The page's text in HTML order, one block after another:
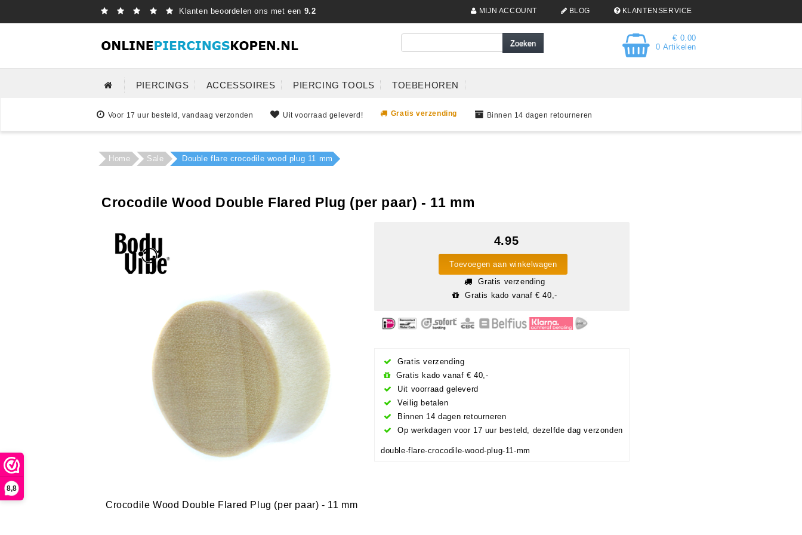
8,8
Klanten beoordelen ons met een 9.2 MIJN ACCOUNT BLOG KLANTENSERVICE
€ 0.00
0 Artikelen
PIERCINGS ACCESSOIRES PIERCING TOOLS TOEBEHOREN
Voor 17 uur besteld, vandaag verzonden Uit voorraad geleverd! Gratis verzending Binnen 14 dagen retourneren
Home Sale Double flare crocodile wood plug 11 mm
Crocodile Wood Double Flared Plug (per paar) - 11 mm
4.95
Toevoegen aan winkelwagen
Gratis verzending
Gratis kado vanaf € 40,-
Gratis verzending
Gratis kado vanaf € 40,-
Uit voorraad geleverd
Veilig betalen
Binnen 14 dagen retourneren
Op werkdagen voor 17 uur besteld, dezelfde dag verzonden
double-flare-crocodile-wood-plug-11-mm
Crocodile Wood Double Flared Plug (per paar) - 11 mm